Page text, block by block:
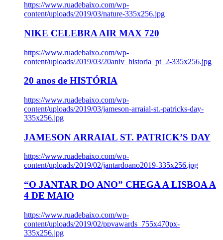
https://www.ruadebaixo.com/wp-
content/uploads/2019/03/nature-335x256.jpg
NIKE CELEBRA AIR MAX 720
https://www.ruadebaixo.com/wp-
content/uploads/2019/03/20aniv_historia_pt_2-335x256.jpg
20 anos de HISTÓRIA
https://www.ruadebaixo.com/wp-
content/uploads/2019/03/jameson-arraial-st.-patricks-day-
335x256.jpg
JAMESON ARRAIAL ST. PATRICK’S DAY
https://www.ruadebaixo.com/wp-
content/uploads/2019/02/jantardoano2019-335x256.jpg
“O JANTAR DO ANO” CHEGA A LISBOA A
4 DE MAIO
https://www.ruadebaixo.com/wp-
content/uploads/2019/02/ppvawards_755x470px-
335x256.jpg